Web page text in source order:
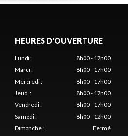
HEURES D'OUVERTURE
Lundi:
8h00 - 17h00
Mardi:
8h00 - 17h00
Mercredi:
8h00 - 17h00
Jeudi:
8h00 - 17h00
Vendredi:
8h00 - 17h00
Samedi:
8h00 - 12h00
Dimanche: Fermé